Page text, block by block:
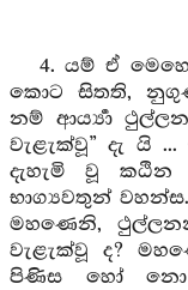
4. යම් ඒ
කොට සිතති,
නම් ආර්‍ය්‍යා
වැළැක්වූ” දැ යි
දැහැමි වූ කඨින
භාග්‍යවතුන්
මහණෙනි,
වැළැක්වූ ද?
පිණිස හෝ නො